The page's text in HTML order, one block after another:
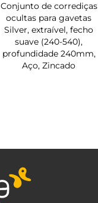
Conjunto de corrediças
ocultas para gavetas
Silver, extraível, fecho
suave (240-540),
profundidade 240mm,
Aço, Zincado